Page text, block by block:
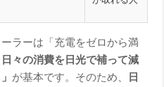
ーラーは「充電をゼロから満
日々の消費を日光で補って減
が基本です。そのため、
日